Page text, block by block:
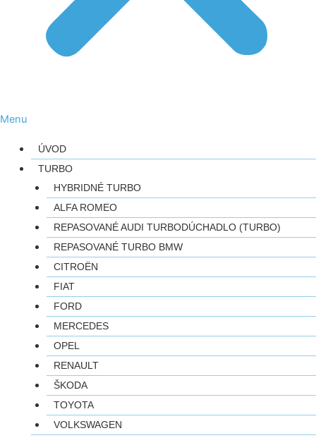
Menu
ÚVOD
TURBO
HYBRIDNÉ TURBO
ALFA ROMEO
REPASOVANÉ AUDI TURBODÚCHADLO (TURBO)
REPASOVANÉ TURBO BMW
CITROËN
FIAT
FORD
MERCEDES
OPEL
RENAULT
ŠKODA
TOYOTA
VOLKSWAGEN